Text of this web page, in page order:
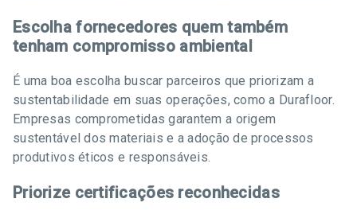
Escolha fornecedores quem também
tenham compromisso ambiental
É uma boa escolha buscar parceiros que priorizam a
sustentabilidade em suas operações, como a Durafloor.
Empresas comprometidas garantem a origem
sustentável dos materiais e a adoção de processos
produtivos éticos e responsáveis.
Priorize certificações reconhecidas